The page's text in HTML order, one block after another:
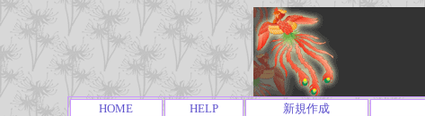
HOME HELP 新規作成